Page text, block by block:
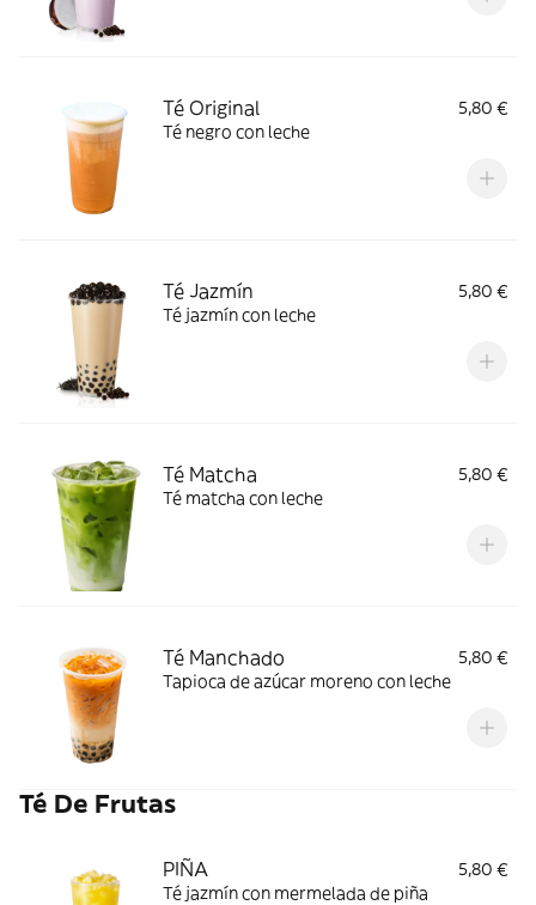
Té Original
5,80 €
Té negro con leche
Té Jazmín
5,80 €
Té jazmín con leche
Té Matcha
5,80 €
Té matcha con leche
Té Manchado
5,80 €
Tapioca de azúcar moreno con leche
Té De Frutas
PIÑA
5,80 €
Té jazmín con mermelada de piña